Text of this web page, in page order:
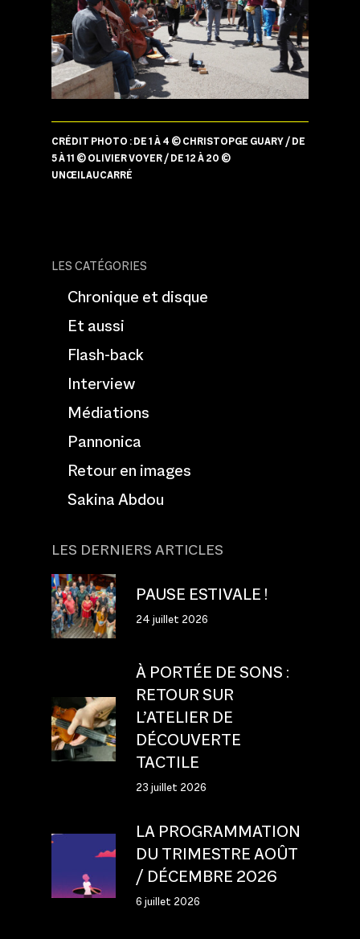
CRÉDIT PHOTO : DE 1 À 4 © CHRISTOPGE GUARY / DE
5 À 11 © OLIVIER VOYER / DE 12 À 20 ©
UNŒILAUCARRÉ
LES CATÉGORIES
Chronique et disque
Et aussi
Flash-back
Interview
Médiations
Pannonica
Retour en images
Sakina Abdou
LES DERNIERS ARTICLES
PAUSE ESTIVALE !
24 juillet 2026
À PORTÉE DE SONS :
RETOUR SUR
L’ATELIER DE
DÉCOUVERTE
TACTILE
23 juillet 2026
LA PROGRAMMATION
DU TRIMESTRE AOÛT
/ DÉCEMBRE 2026
6 juillet 2026